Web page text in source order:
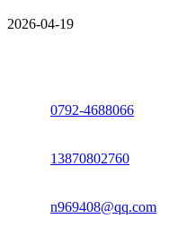
2026-04-19
0792-4688066
13870802760
n969408@qq.com